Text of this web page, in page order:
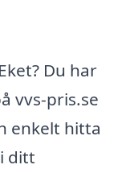
Du har
vvs-pris.se
enkelt hitta
ditt